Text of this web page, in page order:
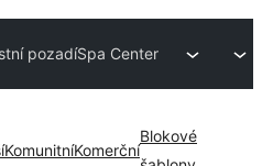
pozadíSpa Center
KomunitníKomerční
Blokové